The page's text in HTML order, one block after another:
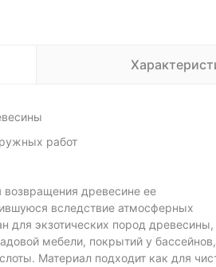
работ
возвращения древесине ее
вследствие атмосферных
для экзотических пород древесины,
мебели, покрытий у бассейнов,
Материал подходит как для